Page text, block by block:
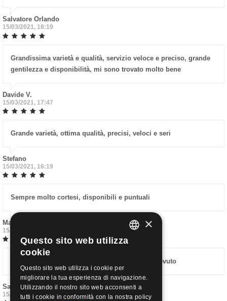
Salvatore Orlando
15/03/2021, 18:19
Grandissima varietà e qualità, servizio veloce e preciso, grande
gentilezza e disponibilità, mi sono trovato molto bene
Davide V.
15/03/2021, 17:47
Grande varietà, ottima qualità, precisi, veloci e seri
Stefano
15/03/2021, 16:19
Sempre molto cortesi, disponibili e puntuali
Mario Berri
15/03/2021, 14:59
Sono rimasto molto soddisfatto del servizio ricevuto
Sandro S.
15/03/2021, 14:50
ITALIAN
×
Questo sito web utilizza
cookie
Questo sito web utilizza i cookie per
migliorare la tua esperienza di navigazione.
Utilizzando il nostro sito web acconsenti a
tutti i cookie in conformità con la nostra policy